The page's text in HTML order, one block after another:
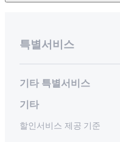
특별서비스
기타 특별서비스
기타
할인서비스 제공 기준